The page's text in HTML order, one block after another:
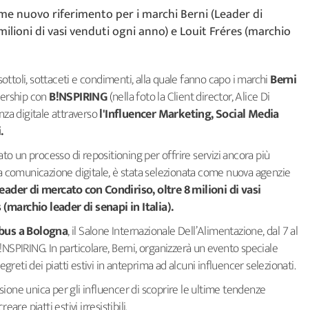
nuovo riferimento per i marchi Berni (Leader di
di vasi venduti ogni anno) e Louit Fréres (marchio
sottaceti e condimenti, alla quale fanno capo i marchiBerni
conB!NSPIRING(nella foto la Client director, Alice Di
digitale attraversol'Influencer Marketing, Social Media
un processo di repositioning per offrire servizi ancora più
digitale, è stata selezionata come nuova agenzie
di mercato con Condiriso, oltre 8 milioni di vasi
leader di senapi in Italia).
a Bologna, il Salone Internazionale Dell’Alimentazione, dal 7 al
In particolare, Berni, organizzerà un evento speciale
dei piatti estivi in anteprima ad alcuni influencer selezionati.
unica per gli influencer di scoprire le ultime tendenze